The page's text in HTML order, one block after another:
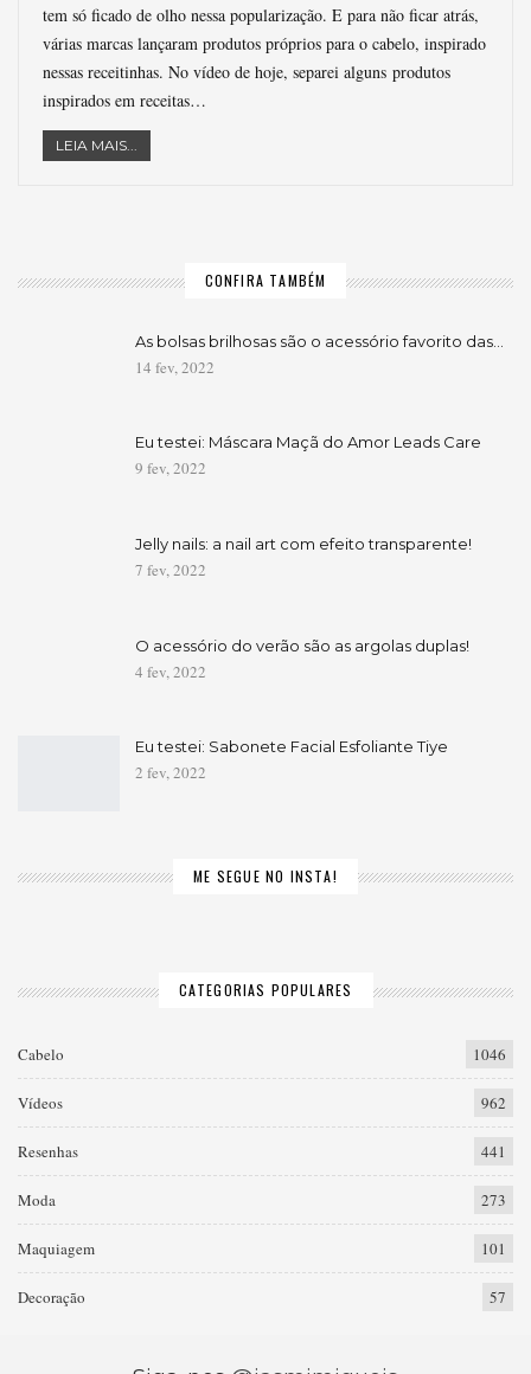
tem só ficado de olho nessa popularização. E para não ficar atrás,
várias marcas lançaram produtos próprios para o cabelo, inspirado
nessas receitinhas. No vídeo de hoje, separei alguns produtos
inspirados em receitas…
LEIA MAIS...
CONFIRA TAMBÉM
As bolsas brilhosas são o acessório favorito das…
14 fev, 2022
Eu testei: Máscara Maçã do Amor Leads Care
9 fev, 2022
Jelly nails: a nail art com efeito transparente!
7 fev, 2022
O acessório do verão são as argolas duplas!
4 fev, 2022
Eu testei: Sabonete Facial Esfoliante Tiye
2 fev, 2022
ME SEGUE NO INSTA!
CATEGORIAS POPULARES
Cabelo 1046
Vídeos 962
Resenhas 441
Moda 273
Maquiagem 101
Decoração 57